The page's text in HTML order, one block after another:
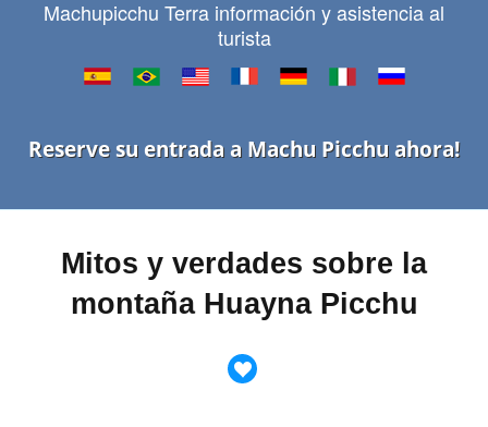
Machupicchu Terra información y asistencia al
turista
Reserve su entrada a Machu Picchu ahora!
Mitos y verdades sobre la
montaña Huayna Picchu